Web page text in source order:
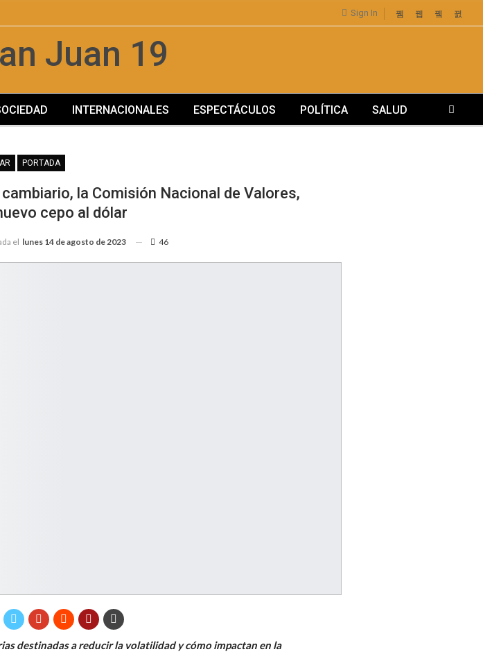
Sign In
INTERNACIONALES ESPECTÁCULOS POLÍTICA SALUD
PORTADA
la Comisión Nacional de Valores,
cepo al dólar
el lunes 14 de agosto de 2023 46
destinadas a reducir la volatilidad y cómo impactan en la